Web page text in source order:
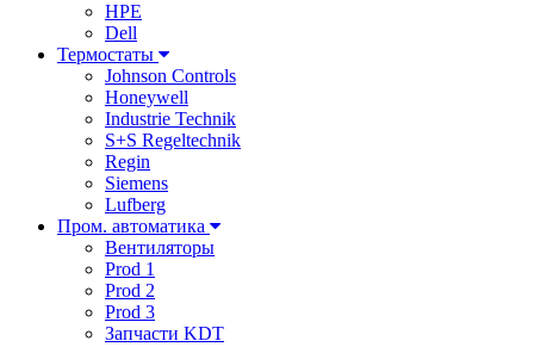
HPE
Dell
Термостаты
Johnson Controls
Honeywell
Industrie Technik
S+S Regeltechnik
Regin
Siemens
Lufberg
Пром. автоматика
Вентиляторы
Prod 1
Prod 2
Prod 3
Запчасти KDT